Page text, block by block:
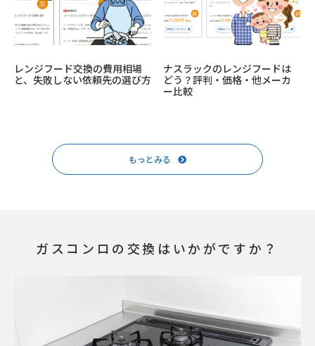
レンジフード交換の費用相場
と、失敗しない依頼先の選び方
ナスラックのレンジフードは
どう？評判・価格・他メーカ
ー比較
もっとみる
ガスコンロの交換はいかがですか？